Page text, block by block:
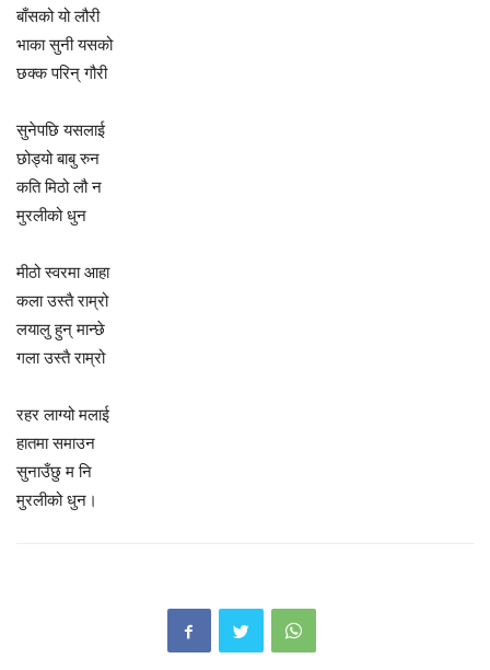
बाँसको यो लौरी
भाका सुनी यसको
छक्क परिन् गौरी
सुनेपछि यसलाई
छोड्यो बाबु रुन
कति मिठो लौ न
मुरलीको धुन
मीठो स्वरमा आहा
कला उस्तै राम्रो
लयालु हुन् मान्छे
गला उस्तै राम्रो
रहर लाग्यो मलाई
हातमा समाउन
सुनाउँछु म नि
मुरलीको धुन।